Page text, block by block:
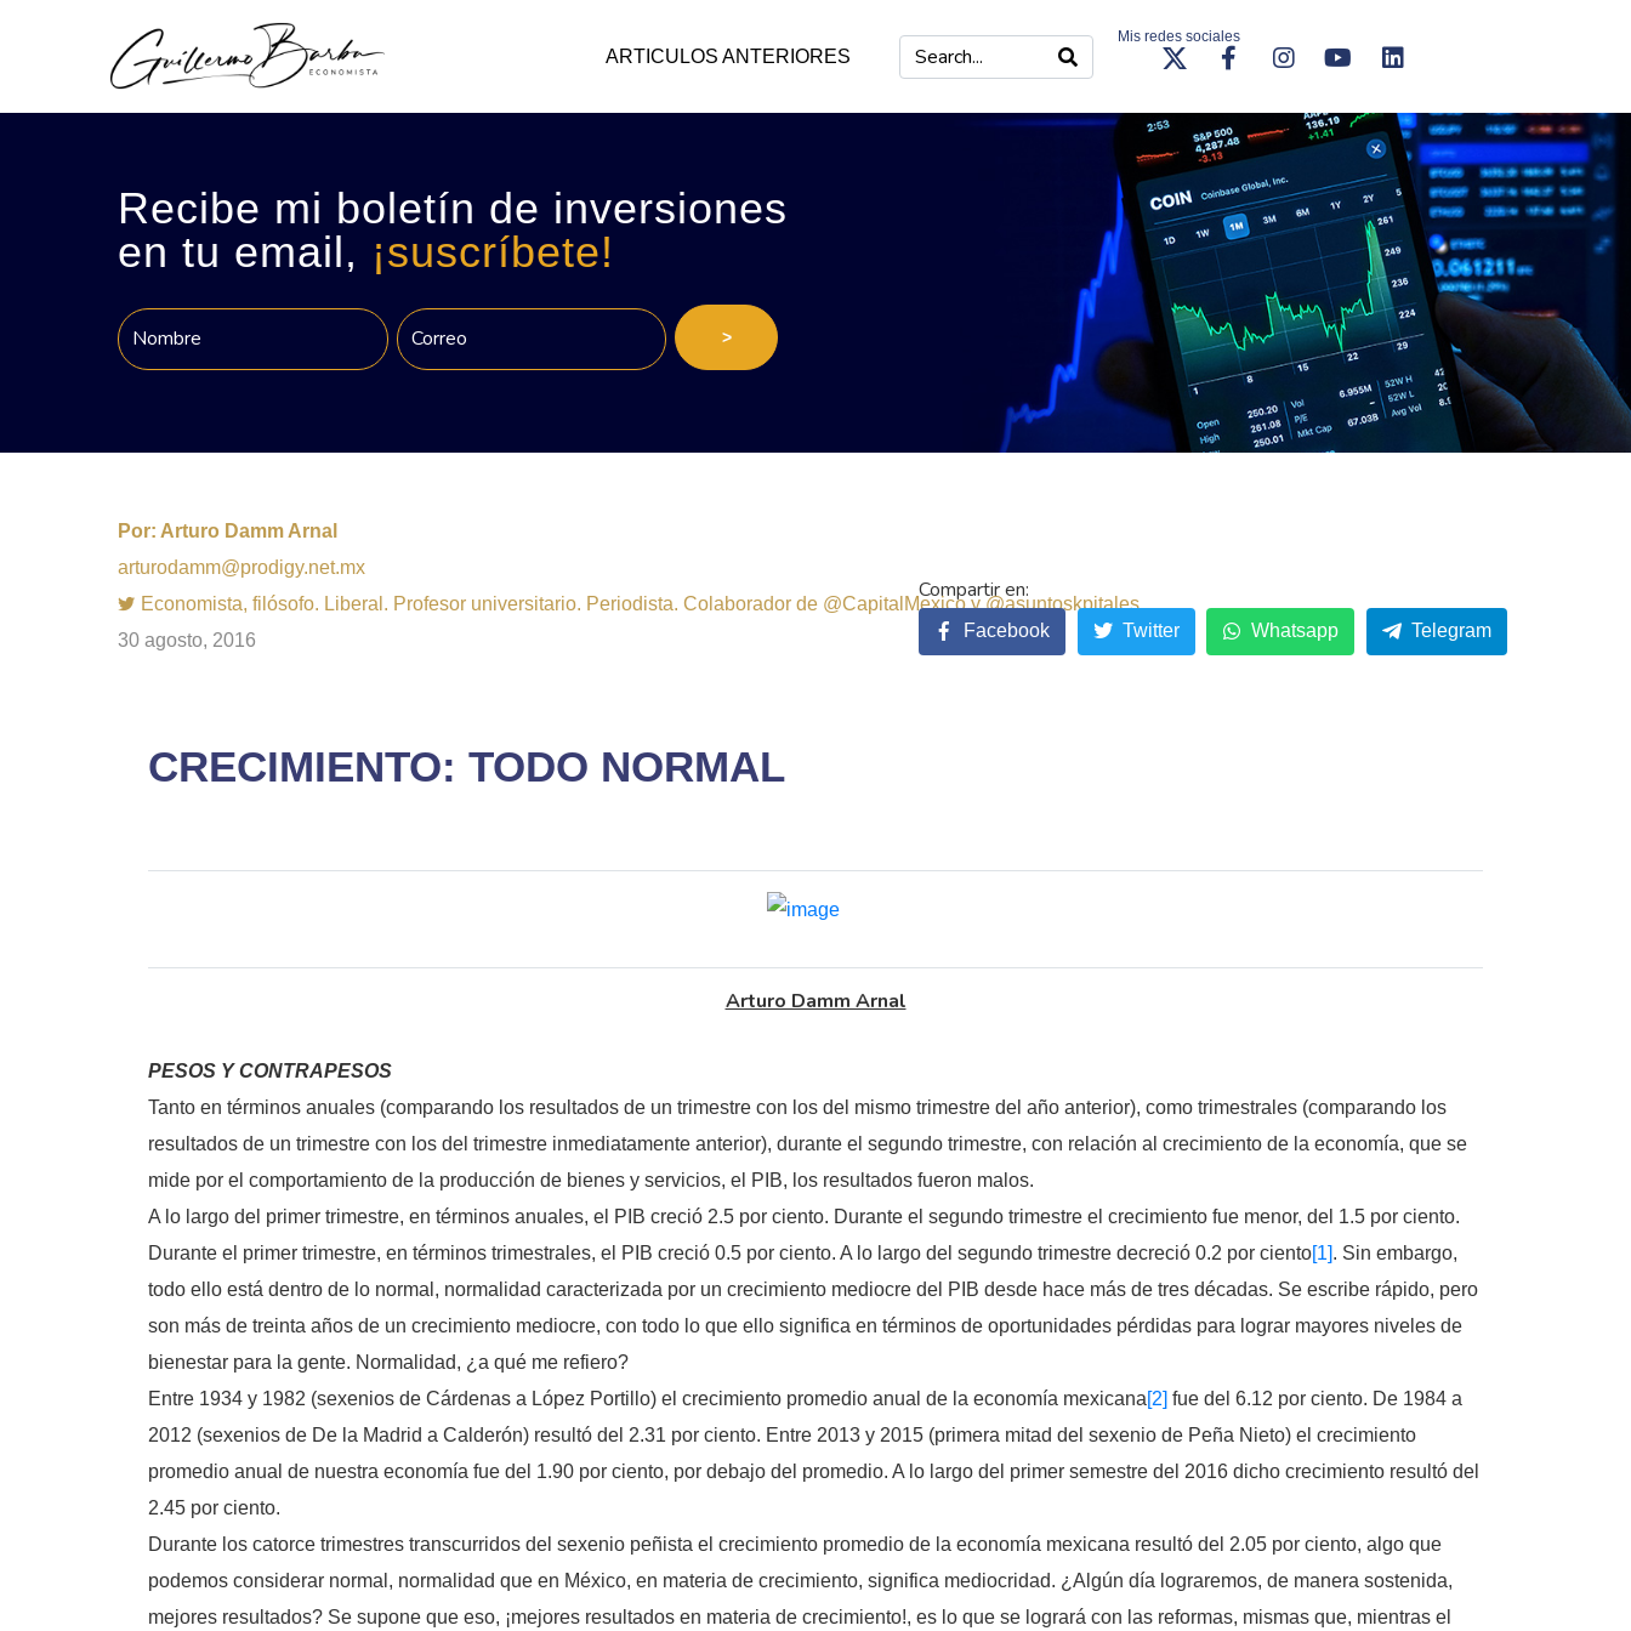
ARTICULOS ANTERIORES
Mis redes sociales
Recibe mi boletín de inversiones
en tu email, ¡suscríbete!
>
Por: Arturo Damm Arnal
arturodamm@prodigy.net.mx
Economista, filósofo. Liberal. Profesor universitario. Periodista. Colaborador de @CapitalMexico y @asuntoskpitales
30 agosto, 2016
CRECIMIENTO: TODO NORMAL
Arturo Damm Arnal
PESOS Y CONTRAPESOS
Tanto en términos anuales (comparando los resultados de un trimestre con los del mismo trimestre del año anterior), como trimestrales (comparando los
resultados de un trimestre con los del trimestre inmediatamente anterior), durante el segundo trimestre, con relación al crecimiento de la economía, que se
mide por el comportamiento de la producción de bienes y servicios, el PIB, los resultados fueron malos.
A lo largo del primer trimestre, en términos anuales, el PIB creció 2.5 por ciento. Durante el segundo trimestre el crecimiento fue menor, del 1.5 por ciento.
Durante el primer trimestre, en términos trimestrales, el PIB creció 0.5 por ciento. A lo largo del segundo trimestre decreció 0.2 por ciento[1]. Sin embargo,
todo ello está dentro de lo normal, normalidad caracterizada por un crecimiento mediocre del PIB desde hace más de tres décadas. Se escribe rápido, pero
son más de treinta años de un crecimiento mediocre, con todo lo que ello significa en términos de oportunidades pérdidas para lograr mayores niveles de
bienestar para la gente. Normalidad, ¿a qué me refiero?
Entre 1934 y 1982 (sexenios de Cárdenas a López Portillo) el crecimiento promedio anual de la economía mexicana[2] fue del 6.12 por ciento. De 1984 a
2012 (sexenios de De la Madrid a Calderón) resultó del 2.31 por ciento. Entre 2013 y 2015 (primera mitad del sexenio de Peña Nieto) el crecimiento
promedio anual de nuestra economía fue del 1.90 por ciento, por debajo del promedio. A lo largo del primer semestre del 2016 dicho crecimiento resultó del
2.45 por ciento.
Durante los catorce trimestres transcurridos del sexenio peñista el crecimiento promedio de la economía mexicana resultó del 2.05 por ciento, algo que
podemos considerar normal, normalidad que en México, en materia de crecimiento, significa mediocridad. ¿Algún día lograremos, de manera sostenida,
mejores resultados? Se supone que eso, ¡mejores resultados en materia de crecimiento!, es lo que se logrará con las reformas, mismas que, mientras el
Facebook Twitter Whatsapp Telegram